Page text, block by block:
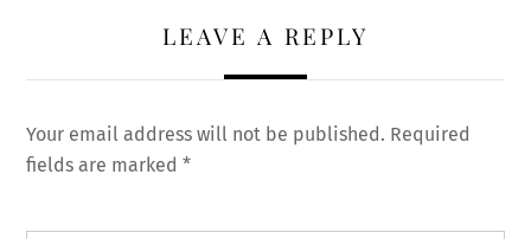
LEAVE A REPLY
Your email address will not be published. Required
fields are marked*